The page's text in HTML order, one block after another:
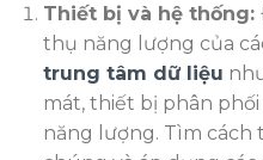
Thiết bị và hệ thống:
thụ năng lượng của
trung tâm dữ liệu
mát, thiết bị phân
năng lượng. Tìm cách